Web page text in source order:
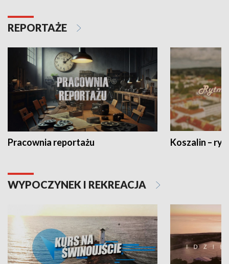
REPORTAŻE
Pracownia reportażu Koszalin –
WYPOCZYNEK I REKREACJA